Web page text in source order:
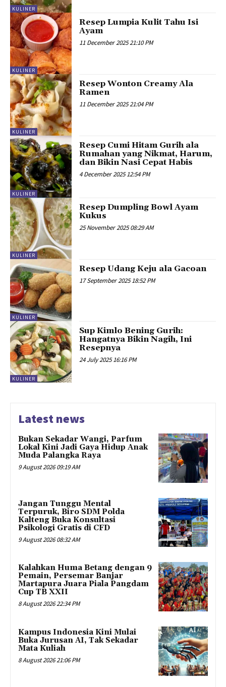
KULINER
KULINER
Resep Lumpia Kulit Tahu Isi
Ayam
11 December 2025 21:10 PM
KULINER
Resep Wonton Creamy Ala
Ramen
11 December 2025 21:04 PM
KULINER
Resep Cumi Hitam Gurih ala
Rumahan yang Nikmat, Harum,
dan Bikin Nasi Cepat Habis
4 December 2025 12:54 PM
KULINER
Resep Dumpling Bowl Ayam
Kukus
25 November 2025 08:29 AM
KULINER
Resep Udang Keju ala Gacoan
17 September 2025 18:52 PM
KULINER
Sup Kimlo Bening Gurih:
Hangatnya Bikin Nagih, Ini
Resepnya
24 July 2025 16:16 PM
Latest news
Bukan Sekadar Wangi, Parfum
Lokal Kini Jadi Gaya Hidup Anak
Muda Palangka Raya
9 August 2026 09:19 AM
Jangan Tunggu Mental
Terpuruk, Biro SDM Polda
Kalteng Buka Konsultasi
Psikologi Gratis di CFD
9 August 2026 08:32 AM
Kalahkan Huma Betang dengan 9
Pemain, Persemar Banjar
Martapura Juara Piala Pangdam
Cup TB XXII
8 August 2026 22:34 PM
Kampus Indonesia Kini Mulai
Buka Jurusan AI, Tak Sekadar
Mata Kuliah
8 August 2026 21:06 PM